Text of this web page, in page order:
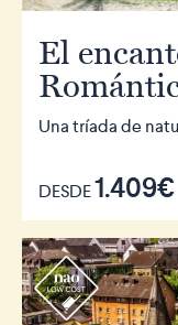
El
Una tríada de
DESDE1.409€
r